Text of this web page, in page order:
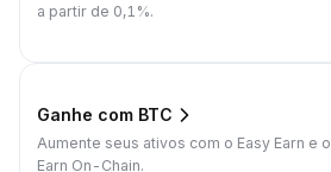
a partir de 0,1%.
Ganhe com BTC
Aumente seus ativos com o Easy Earn e o
Earn On-Chain.